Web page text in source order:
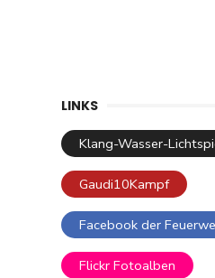
LINKS
Klang-Wasser-
Gaudi10Kampf
Facebook der
Flickr Fotoalben